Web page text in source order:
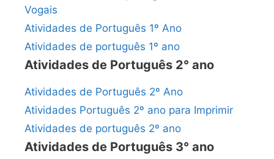
Vogais
Atividades de Português 1º Ano
Atividades de português 1º ano
Atividades de Português 2° ano
Atividades de Português 2º Ano
Atividades Português 2º ano para Imprimir
Atividades de português 2º ano
Atividades de Português 3° ano